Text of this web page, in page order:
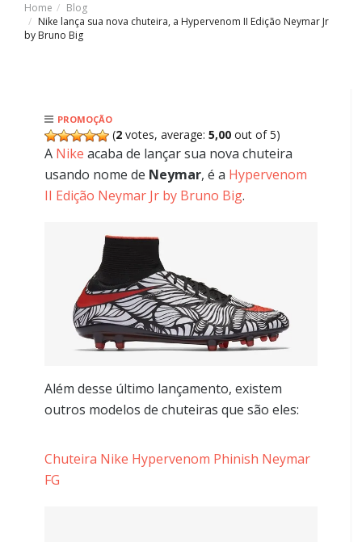
Home
Blog
Nike lança sua nova chuteira, a Hypervenom II Edição Neymar Jr
by Bruno Big
PROMOÇÃO
(2 votes, average: 5,00 out of 5)
A Nike acaba de lançar sua nova chuteira
usando nome de Neymar, é a Hypervenom
II Edição Neymar Jr by Bruno Big.
Além desse último lançamento, existem
outros modelos de chuteiras que são eles:
Chuteira Nike Hypervenom Phinish Neymar
FG